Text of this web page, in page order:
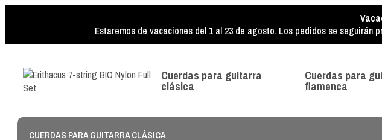
Estaremos de vacaciones del 1 al 23 de agosto. Los pedidos se
Cuerdas para guitarra
clásica
Cuerdas para
flamenca
CUERDAS PARA GUITARRA CLÁSICA